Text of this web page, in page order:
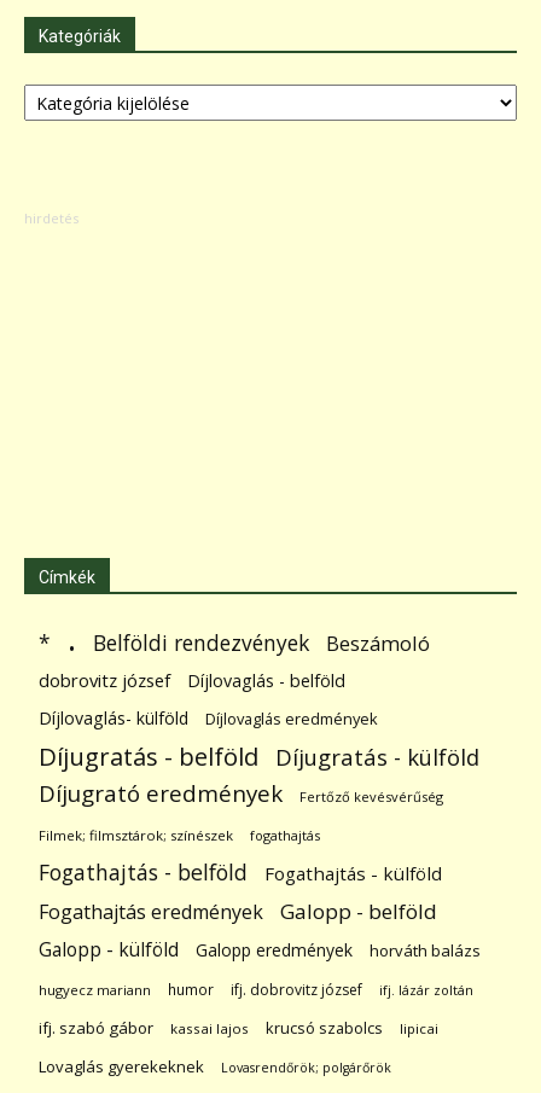
Kategóriák
Kategóriák
Címkék
* . Belföldi rendezvények Beszámoló
dobrovitz józsef
Díjlovaglás - belföld
Díjlovaglás- külföld
Díjlovaglás eredmények
Díjugratás - belföld Díjugratás - külföld
Díjugrató eredmények Fertőző kevésvérűség
Filmek; filmsztárok; színészek fogathajtás
Fogathajtás - belföld Fogathajtás - külföld
Fogathajtás eredmények Galopp - belföld
Galopp - külföld Galopp eredmények horváth balázs
hugyecz mariann humor ifj. dobrovitz józsef ifj. lázár zoltán
ifj. szabó gábor kassai lajos krucsó szabolcs lipicai
Lovaglás gyerekeknek Lovasrendőrök; polgárőrök